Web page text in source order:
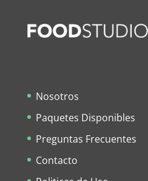
Nosotros
Paquetes Disponibles
Preguntas Frecuentes
Contacto